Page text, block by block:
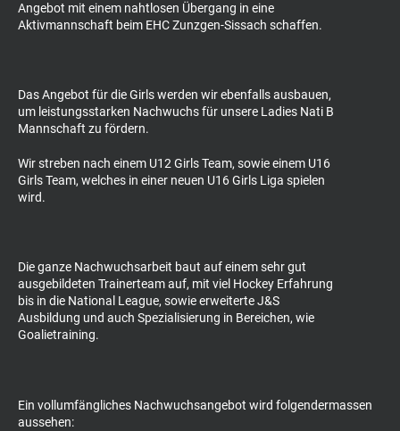
Angebot mit einem nahtlosen Übergang in eine
Aktivmannschaft beim EHC Zunzgen-Sissach schaffen.
Das Angebot für die Girls werden wir ebenfalls ausbauen,
um leistungsstarken Nachwuchs für unsere Ladies Nati B
Mannschaft zu fördern.
Wir streben nach einem U12 Girls Team, sowie einem U16
Girls Team, welches in einer neuen U16 Girls Liga spielen
wird.
Die ganze Nachwuchsarbeit baut auf einem sehr gut
ausgebildeten Trainerteam auf, mit viel Hockey Erfahrung
bis in die National League, sowie erweiterte J&S
Ausbildung und auch Spezialisierung in Bereichen, wie
Goalietraining.
Ein vollumfängliches Nachwuchsangebot wird folgendermassen
aussehen: